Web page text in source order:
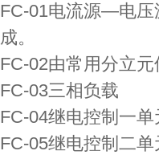
FC-01电流源—电压
成。
FC-02由常用分立
FC-03三相负载
FC-04继电控制一单
FC-05继电控制二单